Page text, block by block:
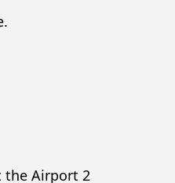
the Airport 2